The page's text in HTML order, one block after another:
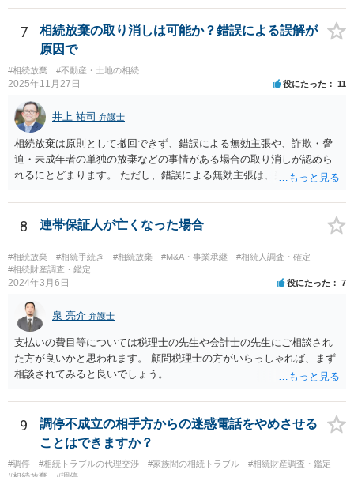
7
相続放棄の取り消しは可能か？錯誤による誤解が
原因で
#相続放棄 #不動産・土地の相続
2025年11月27日 役にたった 11
井上 祐司 弁護士
相続放棄は原則として撤回できず、錯誤による無効主張や、詐欺・脅
迫・未成年者の単独の放棄などの事情がある場合の取り消しが認めら
れるにとどまります。 ただし、錯誤による無効主張は、判例によれ
①放棄する動機が相続放棄申述書に記載されるなど、外部に表示され
ている、②その錯誤が相続放棄を取り消しうるほどの重大な影響をも
たらしたこと、③相続放棄をした人が十分な調査を行っていたなど重
大な過失がなかったことを証明する必要があります。 なお、前提とし
て、相続放棄の無効を単独で主張し認めてもらう法制度は現在、日本
にはありません。 そのため、個別具体的な権利主張・請求を行う中
で、相続放棄の無効を主張する、という流れになろうかと思います。
結論として、重要な問題であるため一度は法律相談を実際に受けられ
たほうが良いとは思います。 もっとも私見としては、 >相続放棄して
も、その子（孫）が代わりに相続する というのは、真実と受け取って
もやむを得ないほど多くの人に広く誤解されている知識、とはいえま
せん。 そのため、個人的見解としては上記③において（場合によって
8 連帯保証人が亡くなった場合
#相続放棄 #相続手続き #相続放棄 #M&A・事業承継
#相続人調査・確定
#相続財産調査・鑑定
2024年3月6日 役にたった 7
泉 亮介 弁護士
支払いの費目等については税理士の先生や会計士の先生にご相談され
た方が良いかと思われます。 顧問税理士の方がいらっしゃれば、まず
相談されてみると良いでしょう。
9
調停不成立の相手方からの迷惑電話をやめさせる
ことはできますか？
#調停 #相続トラブルの代理交渉 #家族間の相続トラブル
#相続財産調査・鑑定